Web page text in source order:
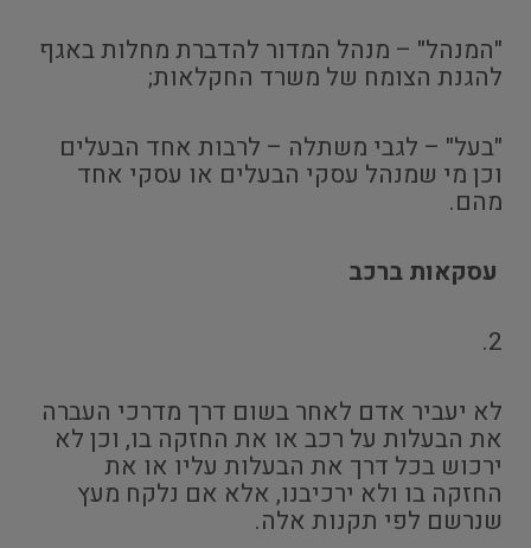
"המנהל" – מנהל המדור להדברת מחלות באגף
להגנת הצומח של משרד החקלאות;
"בעל" – לגבי משתלה – לרבות אחד הבעלים
וכן מי שמנהל עסקי הבעלים או עסקי אחד
מהם.
עסקאות ברכב
2.
לא יעביר אדם לאחר בשום דרך מדרכי העברה
את הבעלות על רכב או את החזקה בו, וכן לא
ירכוש בכל דרך את הבעלות עליו או את
החזקה בו ולא ירכיבנו, אלא אם נלקח מעץ
שנרשם לפי תקנות אלה.